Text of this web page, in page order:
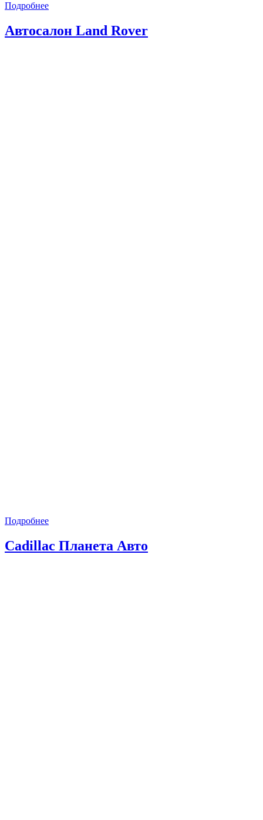
Подробнее
Автосалон Land Rover
Подробнее
Cadillac Планета Авто